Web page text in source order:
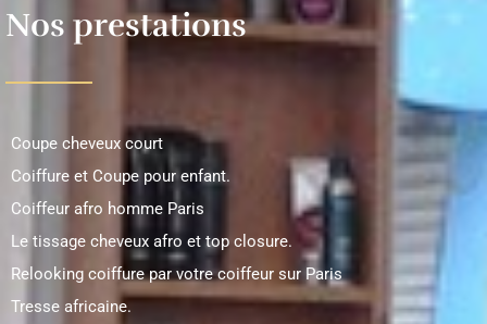
Nos prestations
Coupe cheveux court
Coiffure et Coupe pour enfant.
Coiffeur afro homme Paris
Le tissage cheveux afro et top closure.
Relooking coiffure par votre coiffeur sur Paris
Tresse africaine.